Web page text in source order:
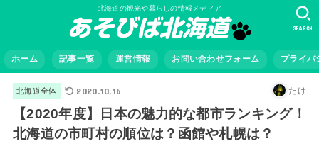
北海道の観光や暮らしの情報メディア
ホーム 記事一覧 運営情報 お問い合わせフォーム プライバ
SEARCH
北海道全体 2020.10.16 たけ
【2020年度】日本の魅力的な都市ランキング！
北海道の市町村の順位は？函館や札幌は？